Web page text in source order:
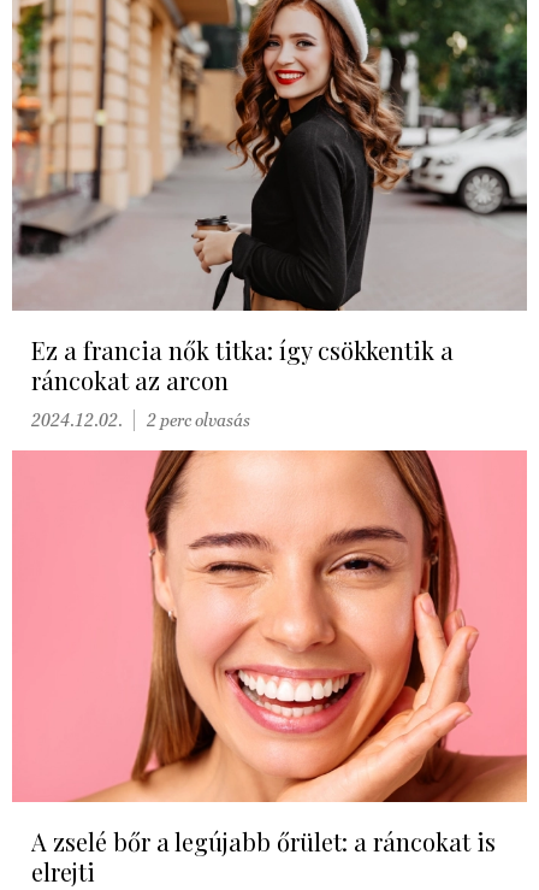
Ez a francia nők titka: így csökkentik a
ráncokat az arcon
2024.12.02. 2 perc olvasás
A zselé bőr a legújabb őrület: a ráncokat is
elrejti